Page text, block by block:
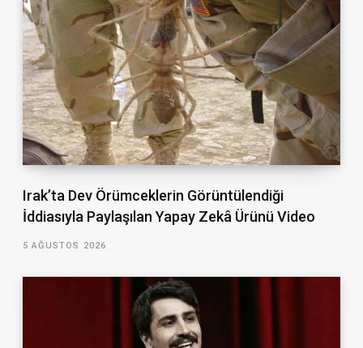
Irak’ta Dev Örümceklerin Görüntülendiği
İddiasıyla Paylaşılan Yapay Zekâ Ürünü Video
5 AĞUSTOS 2026